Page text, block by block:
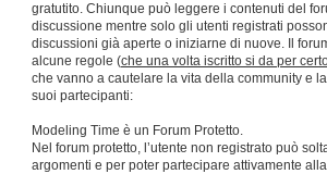
gratutito. Chiunque può leggere i contenuti del
discussione mentre solo gli utenti registrati
discussioni già aperte o iniziarne di nuove. Il
alcune regole (che una volta iscritto si da per
che vanno a cautelare la vita della community e
suoi partecipanti:
Modeling Time è un Forum Protetto.
Nel forum protetto, l’utente non registrato può
argomenti e per poter partecipare attivamente